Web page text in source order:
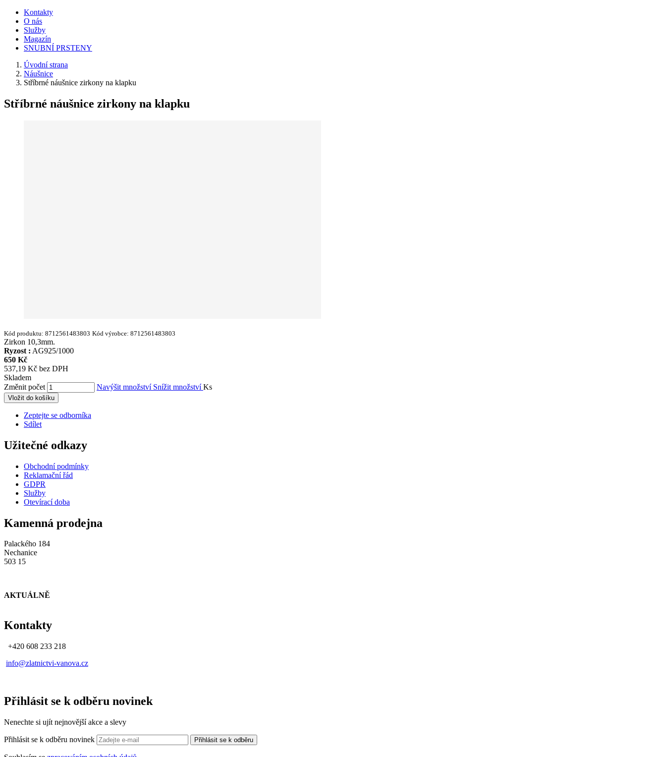
Kontakty
O nás
Služby
Magazín
SNUBNÍ PRSTENY
Úvodní strana
Náušnice
Stříbrné náušnice zirkony na klapku
Stříbrné náušnice zirkony na klapku
Kód produktu: 8712561483803 Kód výrobce: 8712561483803
Zirkon 10,3mm.
Ryzost : AG925/1000
650 Kč
537,19 Kč bez DPH
Skladem
Změnit počet
Navýšit množství Snížit množstvíKs
Vložit do košíku
Zeptejte se odborníka
Sdílet
Užitečné odkazy
Obchodní podmínky
Reklamační řád
GDPR
Služby
Otevírací doba
Kamenná prodejna
Palackého 184
Nechanice
503 15
AKTUÁLNĚ
Kontakty
+420 608 233 218
info@zlatnictvi-vanova.cz
Přihlásit se k odběru novinek
Nenechte si ujít nejnovější akce a slevy
Přihlásit se k odběru novinek Přihlásit se k odběru